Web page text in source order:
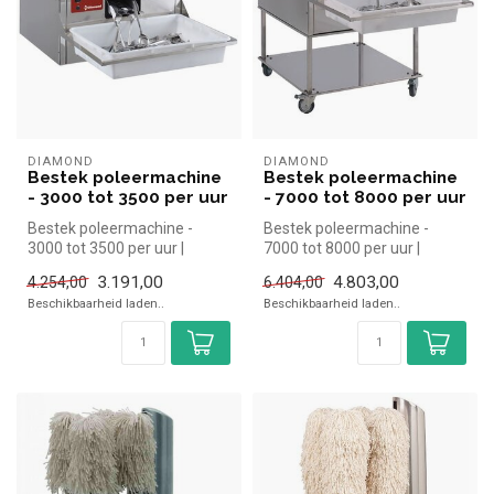
DIAMOND
Bestek poleermachine
- 3000 tot 3500 per uur
Bestek poleermachine -
3000 tot 3500 per uur |
kopen voor...
4.254,00 3.191,00
Beschikbaarheid laden..
DIAMOND
Bestek poleermachine
- 7000 tot 8000 per uur
Bestek poleermachine -
7000 tot 8000 per uur |
kopen voor...
6.404,00 4.803,00
Beschikbaarheid laden..